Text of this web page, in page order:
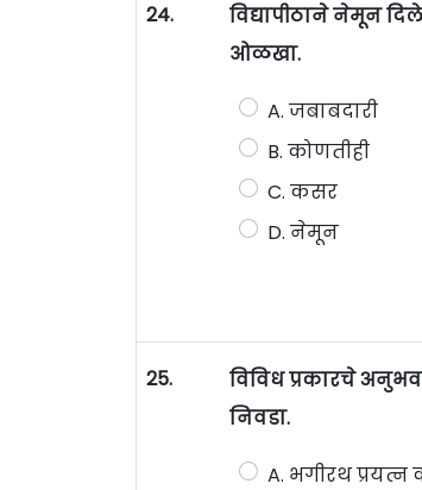
24.
विद्यापीठाने नेमून
ओळखा.
A. जबाबदारी
B. कोणतीही
C. कसर
D. नेमून
25.
विविध प्रकारचे
निवडा.
A. भगीरथ